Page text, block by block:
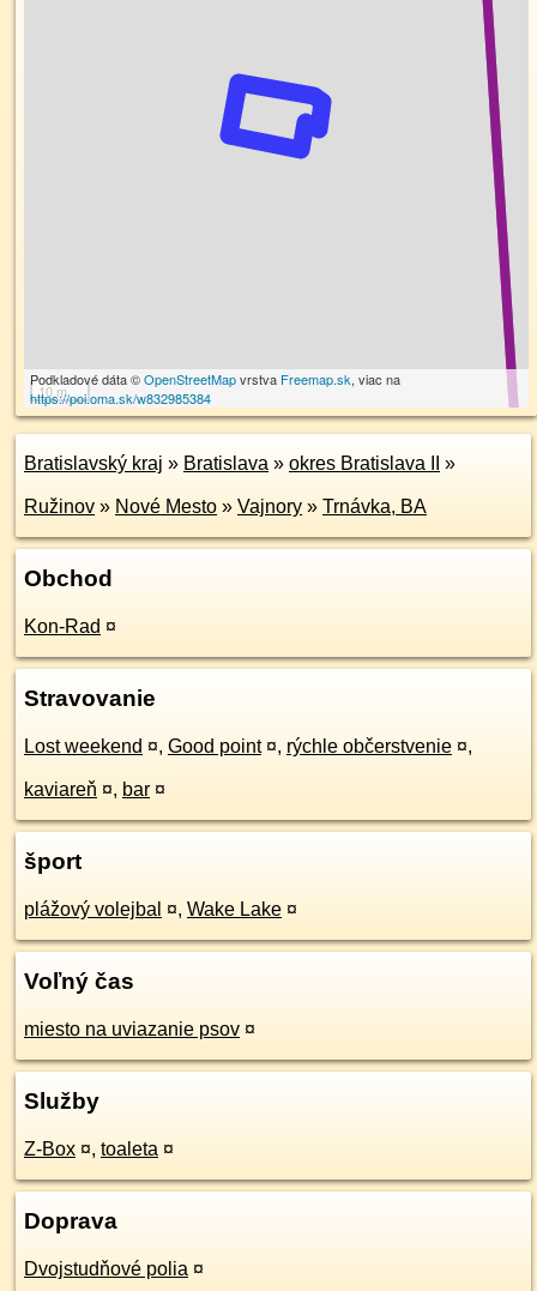
10 m
Podkladové dáta ©OpenStreetMapvrstva Freemap.sk, viac na
https://poi.oma.sk/w832985384
Bratislavský kraj » Bratislava » okres Bratislava II »
Ružinov » Nové Mesto » Vajnory » Trnávka, BA
Obchod
Kon-Rad ¤
Stravovanie
Lost weekend ¤, Good point ¤, rýchle občerstvenie ¤,
kaviareň ¤, bar ¤
šport
plážový volejbal ¤, Wake Lake ¤
Voľný čas
miesto na uviazanie psov ¤
Služby
Z-Box ¤, toaleta ¤
Doprava
Dvojstudňové polia ¤